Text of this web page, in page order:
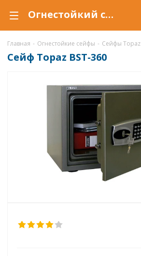
Огнестойкий сейф Topaz BST-360, сейф BST-360
Главная - Огнестойкие сейфы - Сейфы Topaz
Сейф Topaz BST-360